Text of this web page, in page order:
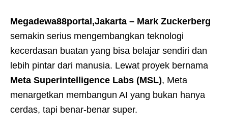
Megadewa88portal,Jakarta – Mark Zuckerberg
semakin serius mengembangkan teknologi
kecerdasan buatan yang bisa belajar sendiri dan
lebih pintar dari manusia. Lewat proyek bernama
Meta Superintelligence Labs (MSL), Meta
menargetkan membangun AI yang bukan hanya
cerdas, tapi benar-benar super.